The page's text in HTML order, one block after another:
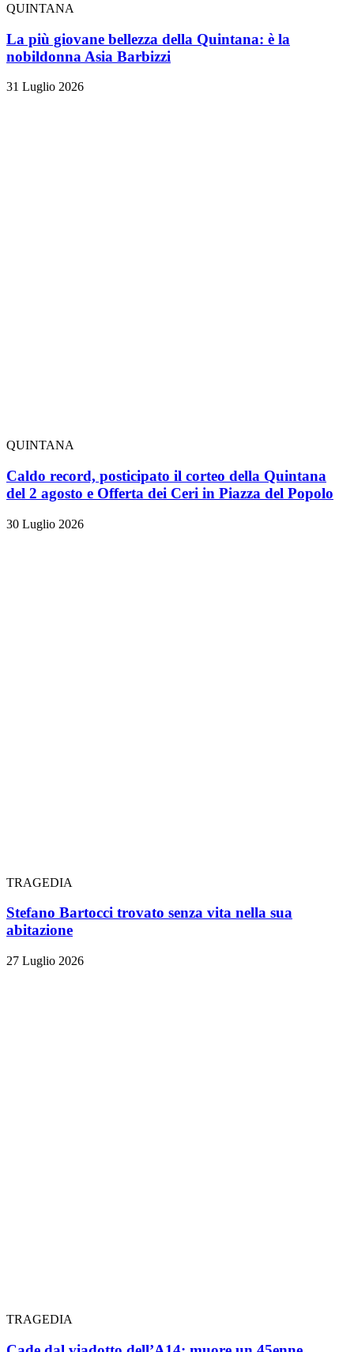
QUINTANA
La più giovane bellezza della Quintana: è la
nobildonna Asia Barbizzi
31 Luglio 2026
QUINTANA
Caldo record, posticipato il corteo della Quintana
del 2 agosto e Offerta dei Ceri in Piazza del Popolo
30 Luglio 2026
TRAGEDIA
Stefano Bartocci trovato senza vita nella sua
abitazione
27 Luglio 2026
TRAGEDIA